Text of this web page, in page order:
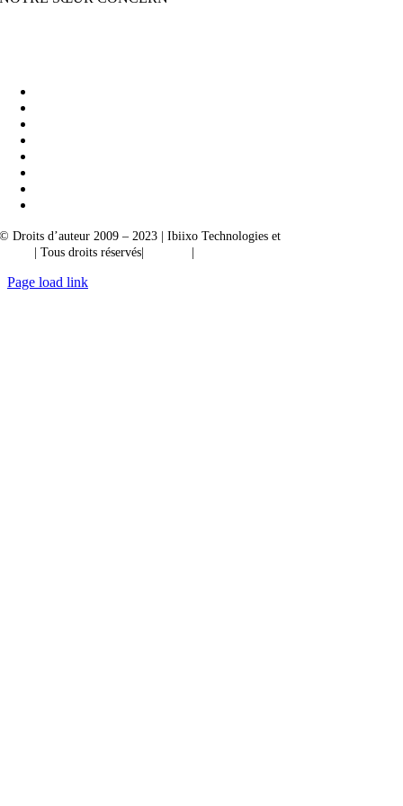
© Droits d’auteur 2009 – 2023 | Ibiixo Technologies et
| Tous droits réservés|
Page load link